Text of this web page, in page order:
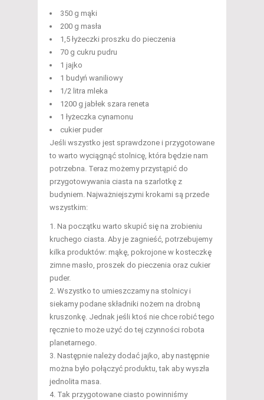
350 g mąki
200 g masła
1,5 łyżeczki proszku do pieczenia
70 g cukru pudru
1 jajko
1 budyń waniliowy
1/2 litra mleka
1200 g jabłek szara reneta
1 łyżeczka cynamonu
cukier puder
Jeśli wszystko jest sprawdzone i przygotowane
to warto wyciągnąć stolnicę, która będzie nam
potrzebna. Teraz możemy przystąpić do
przygotowywania ciasta na szarlotkę z
budyniem. Najważniejszymi krokami są przede
wszystkim:
Na początku warto skupić się na zrobieniu
kruchego ciasta. Aby je zagnieść, potrzebujemy
kilka produktów: mąkę, pokrojone w kosteczkę
zimne masło, proszek do pieczenia oraz cukier
puder.
Wszystko to umieszczamy na stolnicy i
siekamy podane składniki nożem na drobną
kruszonkę. Jednak jeśli ktoś nie chce robić tego
ręcznie to może użyć do tej czynności robota
planetarnego.
Następnie należy dodać jajko, aby następnie
można było połączyć produktu, tak aby wyszła
jednolita masa.
Tak przygotowane ciasto powinniśmy